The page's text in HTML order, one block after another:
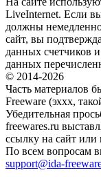
LiveInternet. Если
должны
сайт, вы
данных счетчиков
данных
© 2014-2026
Часть материалов
Freeware (эххх,
Убедительная
freewares.ru
ссылку на сайт
По всем вопросам
support@ida-